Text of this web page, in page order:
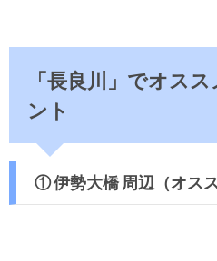
「長良川」でオス
ント
① 伊勢大橋 周辺（オ